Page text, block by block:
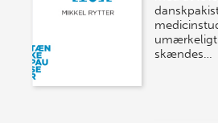
skændes…